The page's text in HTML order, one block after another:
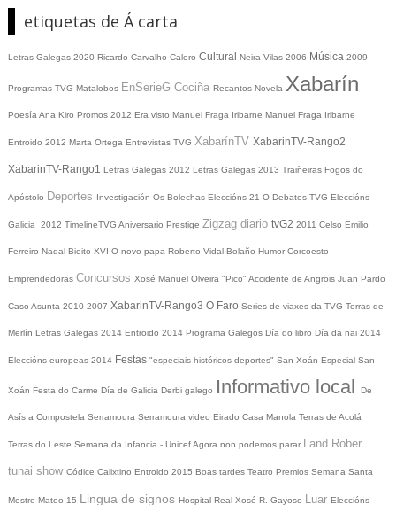
etiquetas de Á carta
Letras Galegas 2020 Ricardo Carvalho Calero Cultural Neira Vilas 2006 Música 2009
Programas TVG Matalobos EnSerieG Cociña Recantos Novela Xabarín
Poesía Ana Kiro Promos 2012 Era visto Manuel Fraga Iribarne Manuel Fraga Iribarne
Entroido 2012 Marta Ortega Entrevistas TVG XabarínTV XabarinTV-Rango2
XabarinTV-Rango1 Letras Galegas 2012 Letras Galegas 2013 Traiñeiras Fogos do
Apóstolo Deportes Investigación Os Bolechas Eleccións 21-O Debates TVG Eleccións
Galicia_2012 TimelineTVG Aniversario Prestige Zigzag diario tvG2 2011 Celso Emilio
Ferreiro Nadal Bieito XVI O novo papa Roberto Vidal Bolaño Humor Corcoesto
Emprendedoras Concursos Xosé Manuel Olveira "Pico" Accidente de Angrois Juan Pardo
Caso Asunta 2010 2007 XabarinTV-Rango3 O Faro Series de viaxes da TVG Terras de
Merlín Letras Galegas 2014 Entroido 2014 Programa Galegos Día do libro Día da nai 2014
Eleccións europeas 2014 Festas "especiais históricos deportes" San Xoán Especial San
Xoán Festa do Carme Día de Galicia Derbi galego Informativo local De
Asís a Compostela Serramoura Serramoura video Eirado Casa Manola Terras de Acolá
Terras do Leste Semana da Infancia - UnicefAgora non podemos parar Land Rober
tunai show Códice Calixtino Entroido 2015 Boas tardes Teatro Premios Semana Santa
Mestre Mateo 15 Lingua de signos Hospital Real Xosé R. Gayoso Luar Eleccións